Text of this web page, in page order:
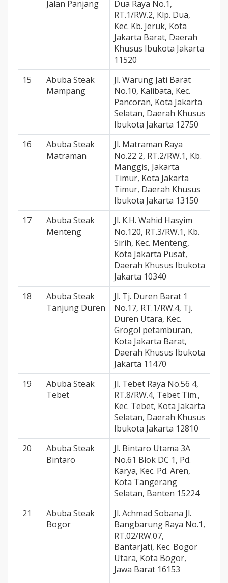
Jalan Panjang
Dua Raya No.1,
RT.1/RW.2, Klp. Dua,
Kec. Kb. Jeruk, Kota
Jakarta Barat, Daerah
Khusus Ibukota Jakarta
11520
15
Abuba Steak
Mampang
Jl. Warung Jati Barat
No.10, Kalibata, Kec.
Pancoran, Kota Jakarta
Selatan, Daerah Khusus
Ibukota Jakarta 12750
16
Abuba Steak
Matraman
Jl. Matraman Raya
No.22 2, RT.2/RW.1, Kb.
Manggis, Jakarta
Timur, Kota Jakarta
Timur, Daerah Khusus
Ibukota Jakarta 13150
17
Abuba Steak
Menteng
Jl. K.H. Wahid Hasyim
No.120, RT.3/RW.1, Kb.
Sirih, Kec. Menteng,
Kota Jakarta Pusat,
Daerah Khusus Ibukota
Jakarta 10340
18
Abuba Steak
Tanjung Duren
Jl. Tj. Duren Barat 1
No.17, RT.1/RW.4, Tj.
Duren Utara, Kec.
Grogol petamburan,
Kota Jakarta Barat,
Daerah Khusus Ibukota
Jakarta 11470
19
Abuba Steak
Tebet
Jl. Tebet Raya No.56 4,
RT.8/RW.4, Tebet Tim.,
Kec. Tebet, Kota Jakarta
Selatan, Daerah Khusus
Ibukota Jakarta 12810
20
Abuba Steak
Bintaro
Jl. Bintaro Utama 3A
No.61 Blok DC 1, Pd.
Karya, Kec. Pd. Aren,
Kota Tangerang
Selatan, Banten 15224
21
Abuba Steak
Bogor
Jl. Achmad Sobana Jl.
Bangbarung Raya No.1,
RT.02/RW.07,
Bantarjati, Kec. Bogor
Utara, Kota Bogor,
Jawa Barat 16153